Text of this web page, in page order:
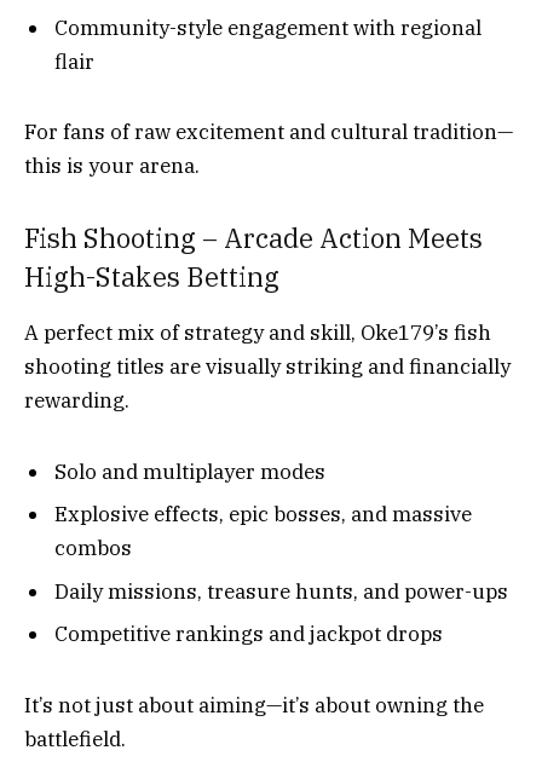
Community-style engagement with regional
flair
For fans of raw excitement and cultural tradition—
this is your arena.
Fish Shooting – Arcade Action Meets
High-Stakes Betting
A perfect mix of strategy and skill, Oke179’s fish
shooting titles are visually striking and financially
rewarding.
Solo and multiplayer modes
Explosive effects, epic bosses, and massive
combos
Daily missions, treasure hunts, and power-ups
Competitive rankings and jackpot drops
It’s not just about aiming—it’s about owning the
battlefield.